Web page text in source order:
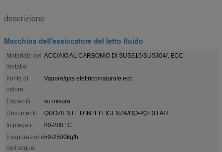
descrizione
Macchina dell'essiccatore del letto fluido
Materiale del
metallo:
ACCIAIO AL CARBONIO DI SUS316/SUS304/, ECC
Fonte di
calore:
Vapore/gas elettrico/naturale ecc
Capacità:
su misura
Documento:
QUOZIENTE D'INTELLIGENZA/OQ/PQ DI FAT/
Impiegati:
80-200 ' C
Evaporazione
dell'acqua:
50-2500kg/h